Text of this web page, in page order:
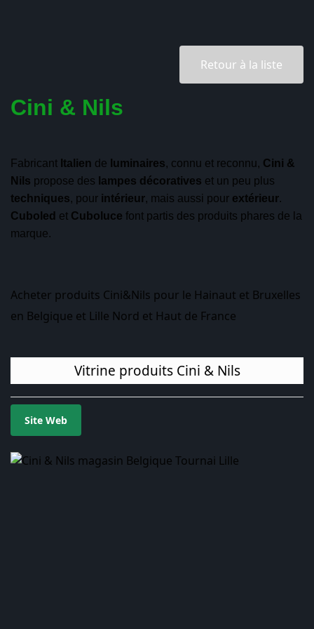
Retour à la liste
Cini & Nils
Fabricant Italien de luminaires, connu et reconnu, Cini &
Nils propose des lampes décoratives et un peu plus
techniques, pour intérieur, mais aussi pour extérieur.
Cuboled et Cuboluce font partis des produits phares de la
marque.
Acheter produits Cini&Nils pour le Hainaut et Bruxelles
en Belgique et Lille Nord et Haut de France
Vitrine produits Cini & Nils
Site Web